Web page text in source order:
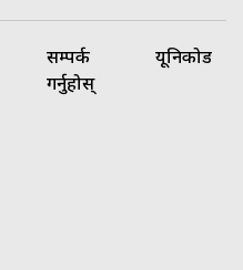
सम्पर्क
गर्नुहोस्
यूनिकोड